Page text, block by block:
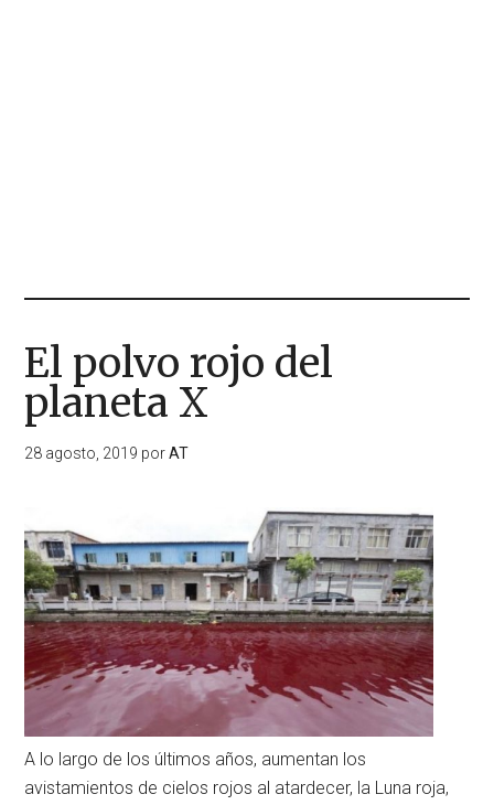
El polvo rojo del
planeta X
28 agosto, 2019 porAT
A lo largo de los últimos años, aumentan los
avistamientos de cielos rojos al atardecer, la Luna roja,